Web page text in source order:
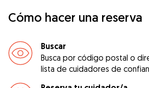
Cómo hacer una reserva
Buscar
Busca por código postal o
lista de cuidadores de